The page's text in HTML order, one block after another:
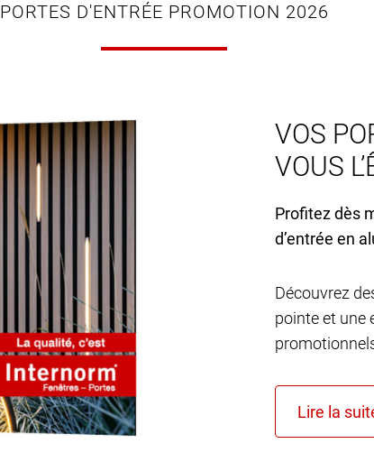
PORTES D'ENTRÉE PROMOTION 2026
VOS
VOUS
Profitez dès
d’entrée en
Découvrez
pointe et une